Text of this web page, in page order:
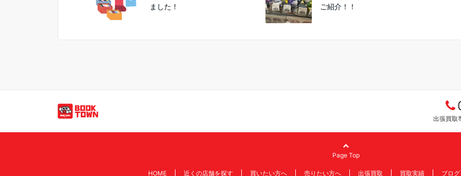
ました！
ご紹介！！
出張買取
Page Top
HOME 近くの店舗を探す 買いたい方へ 売りたい方へ 出張買取 買取実績 ブログ